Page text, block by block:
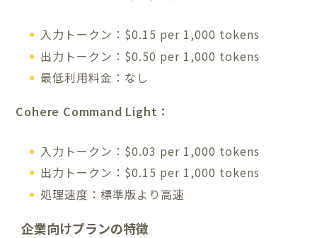
入力トークン：$0.15 per 1,000 tokens
出力トークン：$0.50 per 1,000 tokens
最低利用料金：なし
Cohere Command Light：
入力トークン：$0.03 per 1,000 tokens
出力トークン：$0.15 per 1,000 tokens
処理速度：標準版より高速
企業向けプランの特徴